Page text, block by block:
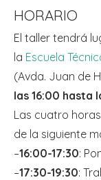
HORARIO
El taller tendrá
la Escuela
(Avda. Juan de
las 16:00 hasta
Las cuatro
de la siguiente
–16:00-17:30:
–17:30-19:30: